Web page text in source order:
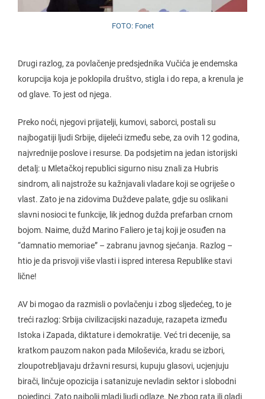
FOTO: Fonet
Drugi razlog, za povlačenje predsjednika Vučića je endemska
korupcija koja je poklopila društvo, stigla i do repa, a krenula je
od glave. To jest od njega.
Preko noći, njegovi prijatelji, kumovi, saborci, postali su
najbogatiji ljudi Srbije, dijeleći između sebe, za ovih 12 godina,
najvrednije poslove i resurse. Da podsjetim na jedan istorijski
detalj: u Mletačkoj republici sigurno nisu znali za Hubris
sindrom, ali najstrože su kažnjavali vladare koji se ogriješe o
vlast. Zato je na zidovima Duždeve palate, gdje su oslikani
slavni nosioci te funkcije, lik jednog dužda prefarban crnom
bojom. Naime, dužd Marino Faliero je taj koji je osuđen na
“damnatio memoriae” – zabranu javnog sjećanja. Razlog –
htio je da prisvoji više vlasti i ispred interesa Republike stavi
lične!
AV bi mogao da razmisli o povlačenju i zbog sljedećeg, to je
treći razlog: Srbija civilizacijski nazaduje, razapeta između
Istoka i Zapada, diktature i demokratije. Već tri decenije, sa
kratkom pauzom nakon pada Miloševića, kradu se izbori,
zloupotrebljavaju državni resursi, kupuju glasovi, ucjenjuju
birači, linčuje opozicija i satanizuje nevladin sektor i slobodni
pojedinci. Zato najbolji mladi ljudi odlaze. Ne zbog rata ili gladi